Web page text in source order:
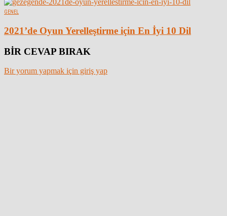
GENEL
2021’de Oyun Yerelleştirme için En İyi 10 Dil
BİR CEVAP BIRAK
Bir yorum yapmak için giriş yap